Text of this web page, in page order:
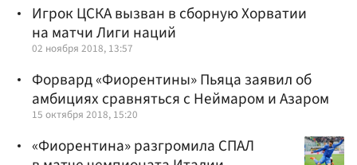
Игрок ЦСКА вызван в сборную Хорватии
на матчи Лиги наций
02 ноября 2018, 13:57
Форвард «Фиорентины» Пьяца заявил об
амбициях сравняться с Неймаром и Азаром
15 октября 2018, 15:20
«Фиорентина» разгромила СПАЛ